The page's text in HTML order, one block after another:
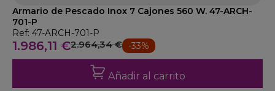
Armario de Pescado Inox 7 Cajones 560 W. 47-ARCH-
701-P
Ref: 47-ARCH-701-P
1.986,11 €2.964,34 € -33%
Añadir al carrito